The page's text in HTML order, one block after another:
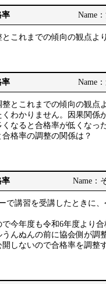
率 Name
これまでの傾向の観点よ
率 Name
整とこれまでの傾向の観
わかりません。因果関係
なると合格率が低くなっ
格率の調整の関係は？
率 Name：
で講習を受講したときに
今年度も令和6年度より
んぬんの前に協会側が調
しないので合格率を調整